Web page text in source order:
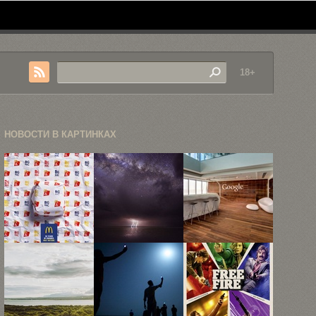
18+
НОВОСТИ В КАРТИНКАХ
Рекламная
ода «Биг-
Маку», или
как ...
завораживающих
фотографий
космоса 2015
Современная
штаб-
квартира
Google в
Тель-Авиве